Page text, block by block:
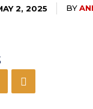
2, 2025 BY